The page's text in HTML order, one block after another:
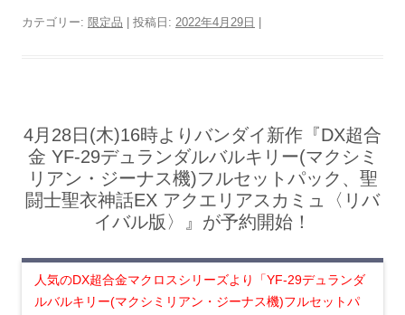
カテゴリー: 限定品 | 投稿日: 2022年4月29日
4月28日(木)16時よりバンダイ新作『DX超合
金 YF-29デュランダルバルキリー(マクシミ
リアン・ジーナス機)フルセットパック、聖
闘士聖衣神話EX アクエリアスカミュ〈リバ
イバル版〉』が予約開始！
人気のDX超合金マクロスシリーズより「YF-29デュランダ
ルバルキリー(マクシミリアン・ジーナス機)フルセットパ